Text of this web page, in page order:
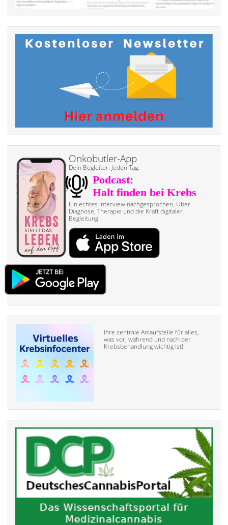
Onkobutler-App
Dein Begleiter. Jeden Tag.
Ein echtes Interview nach­gesprochen. Über
Diagnose, Therapie und die Kraft digitaler
Begleitung
Ihre zentrale Anlaufstelle für alles,
was vor, während und nach der
Krebsbehandlung wichtig ist!